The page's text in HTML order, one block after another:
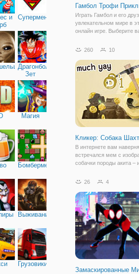
и
Супермен
Драгонболл
Зет
Магия
Бомбермен
Выживание
Грузовики
Гамбол Трофи
Играть Гамбол и его
увлекательном мире в
онлайн игре. Выберите
от Cartoon Network и
интересных мини-игр и
трофей вызов.
260 10
Кликер: Собака
В интернете вам
встречался мем с
собачки породы акита –
добрым взглядом. В
будет основным
представляет
26 4
Замаскированные